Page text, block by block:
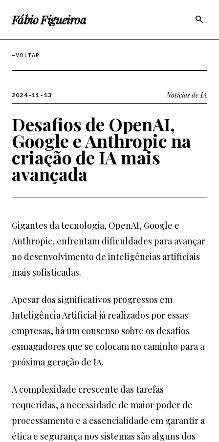
Fábio Figueiroa search
←VOLTAR
2024-11-13 Notícias de IA
Desafios de OpenAI,
Google e Anthropic na
criação de IA mais
avançada
Gigantes da tecnologia, OpenAI, Google e
Anthropic, enfrentam dificuldades para avançar
no desenvolvimento de inteligências artificiais
mais sofisticadas.
Apesar dos significativos progressos em
Inteligência Artificial já realizados por essas
empresas, há um consenso sobre os desafios
esmagadores que se colocam no caminho para a
próxima geração de IA.
A complexidade crescente das tarefas
requeridas, a necessidade de maior poder de
processamento e a essencialidade em garantir a
ética e segurança nos sistemas são alguns dos